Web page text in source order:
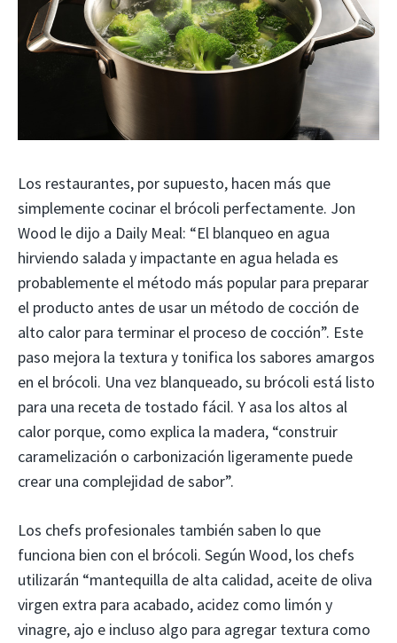
Los restaurantes, por supuesto, hacen más que
simplemente cocinar el brócoli perfectamente. Jon
Wood le dijo a Daily Meal: “El blanqueo en agua
hirviendo salada y impactante en agua helada es
probablemente el método más popular para preparar
el producto antes de usar un método de cocción de
alto calor para terminar el proceso de cocción”. Este
paso mejora la textura y tonifica los sabores amargos
en el brócoli. Una vez blanqueado, su brócoli está listo
para una receta de tostado fácil. Y asa los altos al
calor porque, como explica la madera, “construir
caramelización o carbonización ligeramente puede
crear una complejidad de sabor”.
Los chefs profesionales también saben lo que
funciona bien con el brócoli. Según Wood, los chefs
utilizarán “mantequilla de alta calidad, aceite de oliva
virgen extra para acabado, acidez como limón y
vinagre, ajo e incluso algo para agregar textura como